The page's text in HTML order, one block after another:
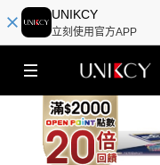
UNIKCY
立刻使用官方APP